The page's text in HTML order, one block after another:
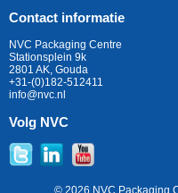
Contact informatie
NVC Packaging Centre
Stationsplein 9k
2801 AK, Gouda
+31-(0)182-512411
info@nvc.nl
Volg NVC
© 2026 NVC Packaging